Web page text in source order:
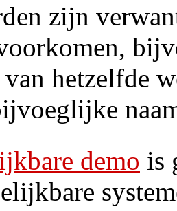
zijn
hetzelfde
demo is